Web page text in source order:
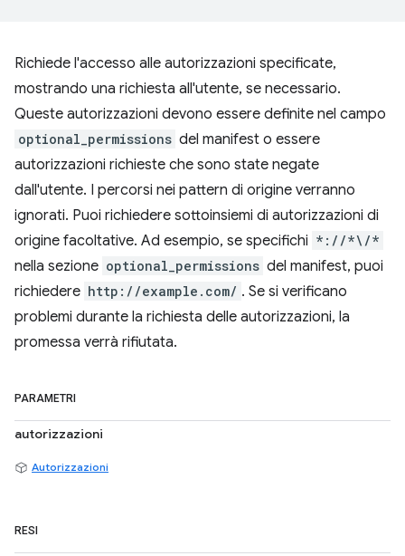
Richiede l'accesso alle autorizzazioni specificate,
mostrando una richiesta all'utente, se necessario.
Queste autorizzazioni devono essere definite nel campo
optional_permissions del manifest o essere
autorizzazioni richieste che sono state negate
dall'utente. I percorsi nei pattern di origine verranno
ignorati. Puoi richiedere sottoinsiemi di autorizzazioni di
origine facoltative. Ad esempio, se specifichi *://*\/*
nella sezione optional_permissions del manifest, puoi
richiedere http://example.com/ . Se si verificano
problemi durante la richiesta delle autorizzazioni, la
promessa verrà rifiutata.
PARAMETRI
autorizzazioni
Autorizzazioni
RESI